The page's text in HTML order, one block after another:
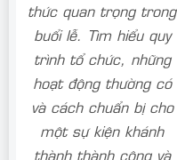
thức quan trọng trong
buổi lễ. Tìm hiểu quy
trình tổ chức, những
hoạt động thường có
và cách chuẩn bị cho
một sự kiện khánh
thành thành công và